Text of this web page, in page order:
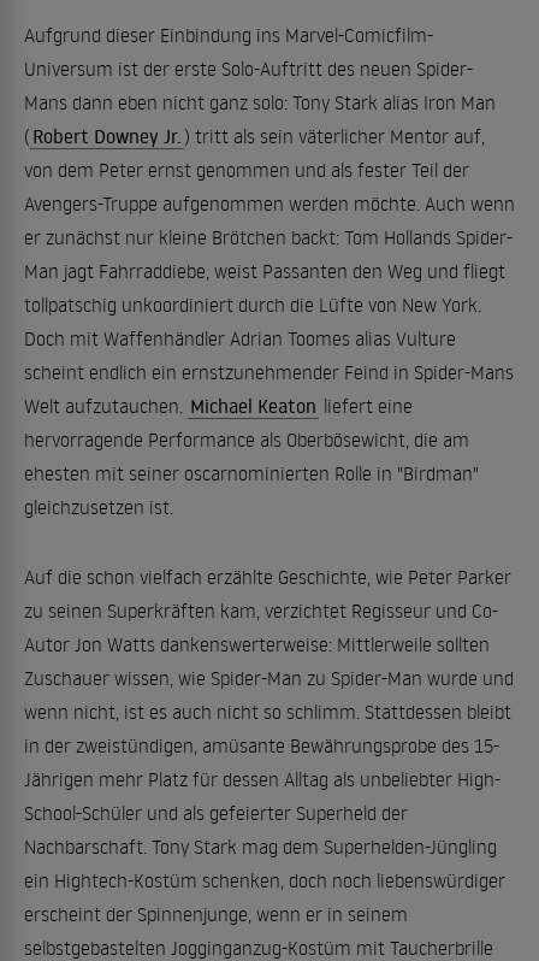
Aufgrund dieser Einbindung ins Marvel-Comicfilm-
Universum ist der erste Solo-Auftritt des neuen Spider-
Mans dann eben nicht ganz solo: Tony Stark alias Iron Man
( Robert Downey Jr. ) tritt als sein väterlicher Mentor auf,
von dem Peter ernst genommen und als fester Teil der
Avengers-Truppe aufgenommen werden möchte. Auch wenn
er zunächst nur kleine Brötchen backt: Tom Hollands Spider-
Man jagt Fahrraddiebe, weist Passanten den Weg und fliegt
tollpatschig unkoordiniert durch die Lüfte von New York.
Doch mit Waffenhändler Adrian Toomes alias Vulture
scheint endlich ein ernstzunehmender Feind in Spider-Mans
Welt aufzutauchen. Michael Keaton liefert eine
hervorragende Performance als Oberbösewicht, die am
ehesten mit seiner oscarnominierten Rolle in "Birdman"
gleichzusetzen ist.
Auf die schon vielfach erzählte Geschichte, wie Peter Parker
zu seinen Superkräften kam, verzichtet Regisseur und Co-
Autor Jon Watts dankenswerterweise: Mittlerweile sollten
Zuschauer wissen, wie Spider-Man zu Spider-Man wurde und
wenn nicht, ist es auch nicht so schlimm. Stattdessen bleibt
in der zweistündigen, amüsante Bewährungsprobe des 15-
Jährigen mehr Platz für dessen Alltag als unbeliebter High-
School-Schüler und als gefeierter Superheld der
Nachbarschaft. Tony Stark mag dem Superhelden-Jüngling
ein Hightech-Kostüm schenken, doch noch liebenswürdiger
erscheint der Spinnenjunge, wenn er in seinem
selbstgebastelten Jogginganzug-Kostüm mit Taucherbrille